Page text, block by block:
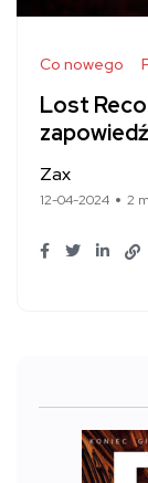
Co nowego
Lost
zapowiedź
Zax
12-04-2024 2